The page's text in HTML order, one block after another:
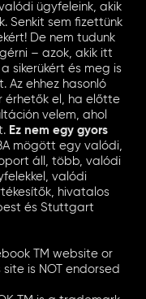
ügyfeleink, akik
Senkit sem fizettünk
De nem tudunk
– azok, akik itt
sikerükért és meg is
Az ehhez hasonló
érhetők el, ha előtte
velem, ahol
Ez nem egy gyors
mögött egy valódi,
áll, több, valódi
valódi
hivatalos
és Stuttgart
TM website or
is NOT endorsed